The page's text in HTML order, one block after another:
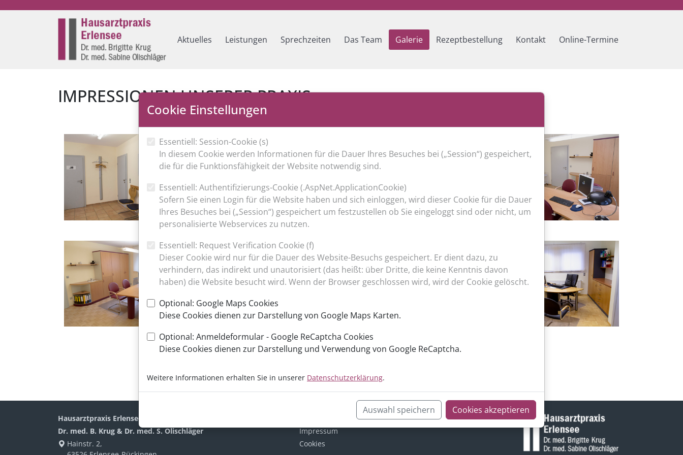
Aktuelles Leistungen Sprechzeiten Das Team Galerie Rezeptbestellung Kontakt Online-Termine
IMPRESSIONEN UNSERER PRAXIS
Hausarztpraxis Erlensee
Dr. med. B. Krug & Dr. med. S. Olischläger
Hainstr. 2,
Impressum
Cookies
Cookie Einstellungen
Essentiell: Session-Cookie (s)
In diesem Cookie werden Informationen für die Dauer Ihres Besuches bei („Session“) gespeichert,
die für die Funktionsfähigkeit der Website notwendig sind.
Essentiell: Authentifizierungs-Cookie (.AspNet.ApplicationCookie)
Sofern Sie einen Login für die Website haben und sich einloggen, wird dieser Cookie für die Dauer
Ihres Besuches bei („Session“) gespeichert um festzustellen ob Sie eingeloggt sind oder nicht, um
personalisierte Webservices zu nutzen.
Essentiell: Request Verification Cookie (f)
Dieser Cookie wird nur für die Dauer des Website-Besuchs gespeichert. Er dient dazu, zu
verhindern, das indirekt und unautorisiert (das heißt: über Dritte, die keine Kenntnis davon
haben) die Website besucht wird. Wenn der Browser geschlossen wird, wird der Cookie gelöscht.
Optional: Google Maps Cookies
Diese Cookies dienen zur Darstellung von Google Maps Karten.
Optional: Anmeldeformular - Google ReCaptcha Cookies
Diese Cookies dienen zur Darstellung und Verwendung von Google ReCaptcha.
Weitere Informationen erhalten Sie in unserer Datenschutzerklärung.
Auswahl speichern Cookies akzeptieren